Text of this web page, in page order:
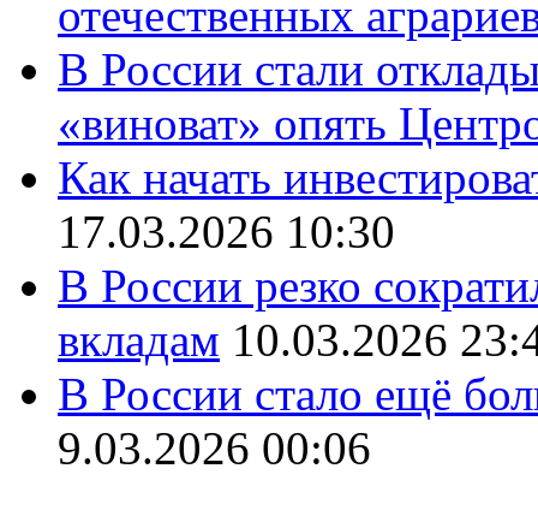
отечественных
В России стали
«виноват» опять
Как начать
17.03.2026 10:30
В России резко
вкладам 10.03.2026
В России стало ещё
9.03.2026 00:06